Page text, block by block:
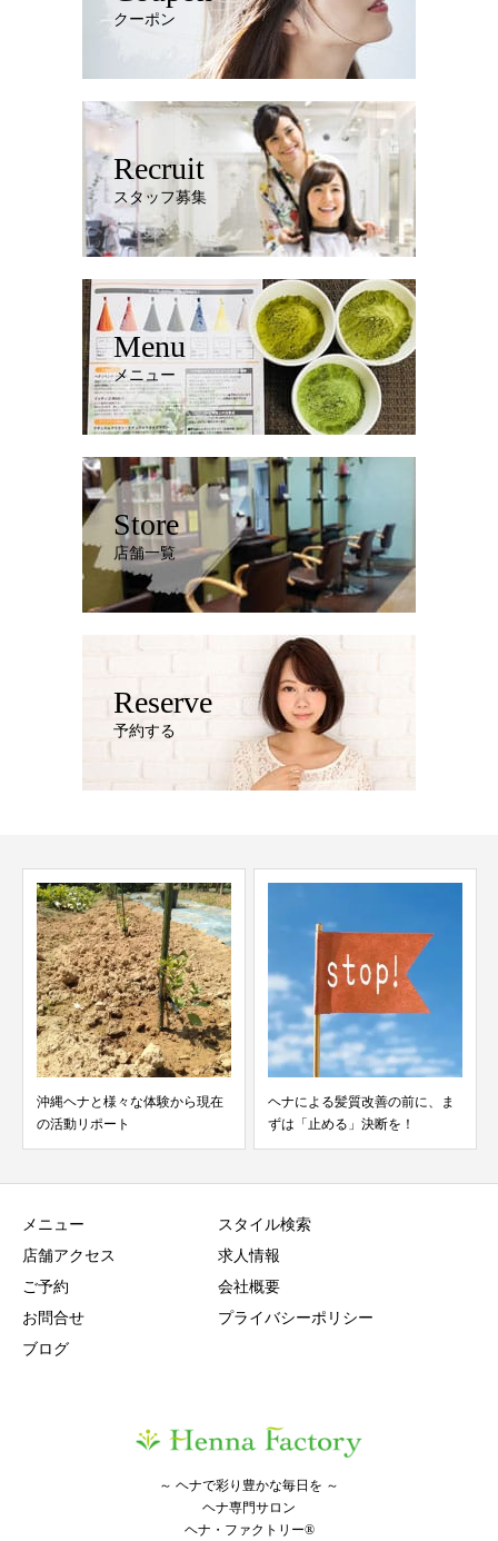
クーポン
Recruit
スタッフ募集
Menu
メニュー
Store
店舗一覧
Reserve
予約する
ヘナによる髪質改善の前に、ま
ずは「止める」決断を！
いつ起こっても不思議ではな
い、髪トラブルのリスク
メニュー
店舗アクセス
ご予約
お問合せ
ブログ
スタイル検索
求人情報
会社概要
プライバシーポリシー
～ ヘナで彩り豊かな毎日を ～
ヘナ専門サロン
ヘナ・ファクトリー®